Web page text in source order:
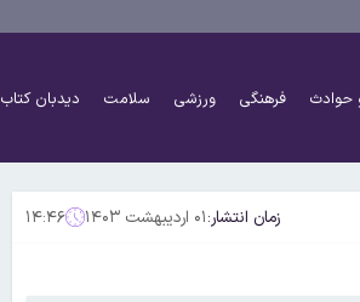
حوادث فرهنگی ورزشی سلامت دیدبان کتاب
زمان انتشار:۰۱ اردیبهشت ۱۴۰۳ ۱۴:۴۶